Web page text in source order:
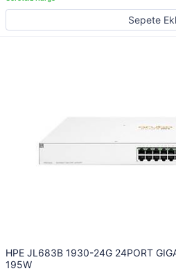
Sepete
HPE JL683B 1930-24G 24PORT
195W